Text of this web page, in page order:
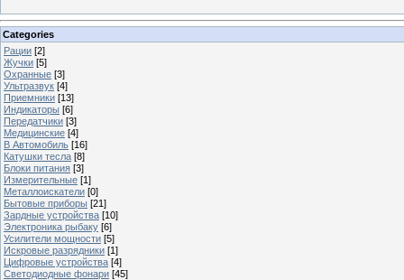
Categories
Рации [2]
Жучки [5]
Охранные [3]
Ультразвук [4]
Приемники [13]
Индикаторы [6]
Передатчики [3]
Медицинские [4]
В Автомобиль [16]
Катушки тесла [8]
Блоки питания [3]
Измерительные [1]
Металлоискатели [0]
Бытовые приборы [21]
Зардные устройства [10]
Электроника рыбаку [6]
Усилители мощности [5]
Искровые разрядники [1]
Цифровые устройства [4]
Светодиодные фонари [45]